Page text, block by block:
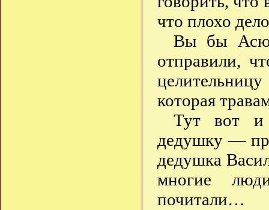
что плохо
Вы бы Асю
отправили,
которая
Тут вот и
дедушку —
дедушка
многие
почитали…